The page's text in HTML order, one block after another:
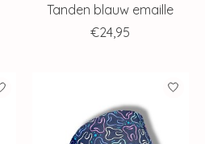
Tanden blauw emaille
€24,95